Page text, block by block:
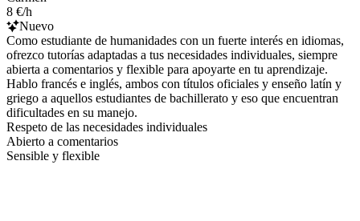
8 €/h
Nuevo
Como estudiante de humanidades con un fuerte interés en idiomas,
ofrezco tutorías adaptadas a tus necesidades individuales, siempre
abierta a comentarios y flexible para apoyarte en tu aprendizaje.
Hablo francés e inglés, ambos con títulos oficiales y enseño latín y
griego a aquellos estudiantes de bachillerato y eso que encuentran
dificultades en su manejo.
Respeto de las necesidades individuales
Abierto a comentarios
Sensible y flexible